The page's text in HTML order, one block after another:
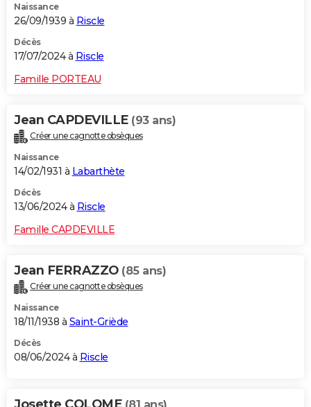
Naissance
26/09/1939 à Riscle
Décès
17/07/2024 à Riscle
Famille PORTEAU
Jean CAPDEVILLE (93 ans)
Créer une cagnotte obsèques
Naissance
14/02/1931 à Labarthète
Décès
13/06/2024 à Riscle
Famille CAPDEVILLE
Jean FERRAZZO (85 ans)
Créer une cagnotte obsèques
Naissance
18/11/1938 à Saint-Griède
Décès
08/06/2024 à Riscle